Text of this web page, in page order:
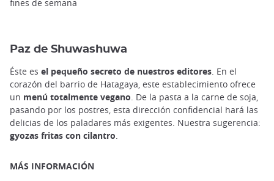
fines de semana
Paz de Shuwashuwa
Éste es el pequeño secreto de nuestros editores. En el
corazón del barrio de Hatagaya, este establecimiento ofrece
un menú totalmente vegano. De la pasta a la carne de soja,
pasando por los postres, esta dirección confidencial hará las
delicias de los paladares más exigentes. Nuestra sugerencia:
gyozas fritas con cilantro.
MÁS INFORMACIÓN